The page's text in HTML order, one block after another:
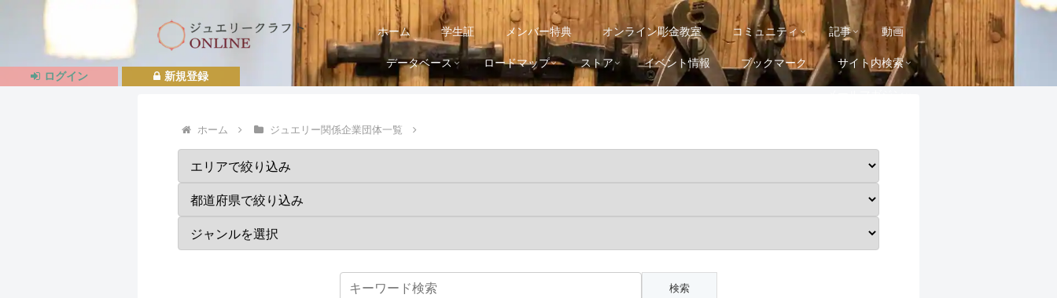
ホーム 学生証 メンバー特典 オンライン彫金教室 コミュニティ 記事 動画
データベース ロードマップ ストア イベント情報 ブックマーク サイト内検索
ホーム ジュエリー関係企業団体一覧
新規登録
ログイン